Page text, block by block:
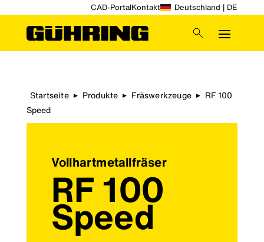
CAD-PortalKontakt Deutschland | DE
Startseite ▶ Produkte ▶ Fräswerkzeuge ▶
RF 100
Speed
Vollhartmetallfräser
RF 100
Speed